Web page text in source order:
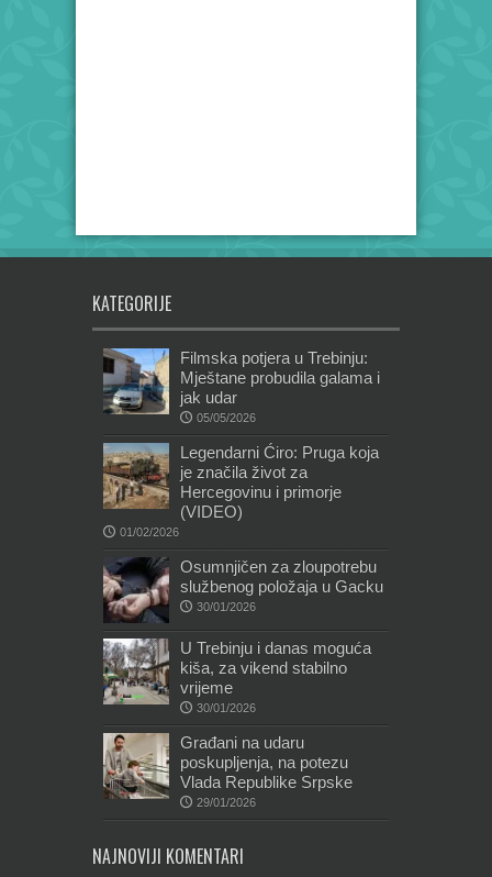
KATEGORIJE
Filmska potjera u Trebinju:
Mještane probudila galama i
jak udar
05/05/2026
Legendarni Ćiro: Pruga koja
je značila život za
Hercegovinu i primorje
(VIDEO)
01/02/2026
Osumnjičen za zloupotrebu
službenog položaja u Gacku
30/01/2026
U Trebinju i danas moguća
kiša, za vikend stabilno
vrijeme
30/01/2026
Građani na udaru
poskupljenja, na potezu
Vlada Republike Srpske
29/01/2026
NAJNOVIJI KOMENTARI